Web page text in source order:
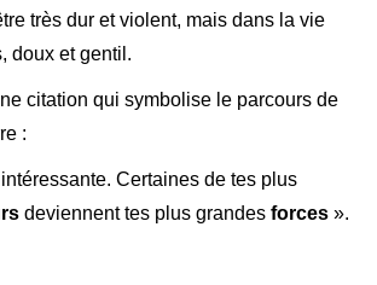
très dur et violent, mais dans la vie
doux et gentil.
citation qui symbolise le parcours de
:
Certaines de tes plus
deviennent tes plus grandesforces ».